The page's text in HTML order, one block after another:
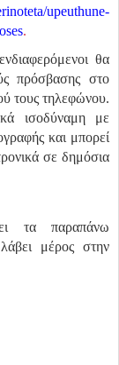
/upeuthune-
.
θα
πρόσβασης στο
τους τηλεφώνου.
ισοδύναμη με
και μπορεί
σε δημόσια
τα παραπάνω
μέρος στην